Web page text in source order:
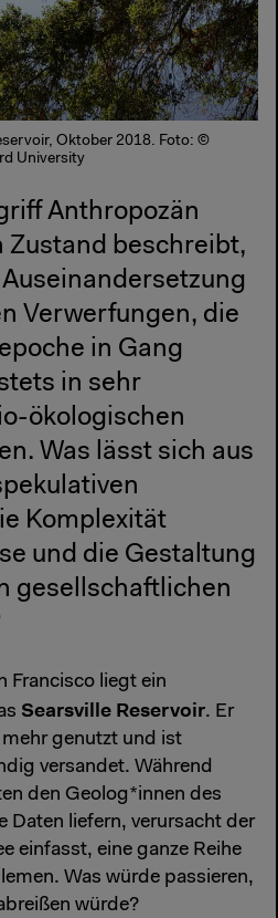
Oktober 2018. Foto: ©
University
Anthropozän
Zustand beschreibt,
Verwerfungen, die
in Gang
in sehr
ökologischen
Was lässt sich aus
Komplexität
und die Gestaltung
gesellschaftlichen
Francisco liegt ein
Searsville Reservoir. Er
genutzt und ist
versandet. Während
den Geolog*innen des
Daten liefern, verursacht der
einfasst, eine ganze Reihe
Was würde passieren,
würde?